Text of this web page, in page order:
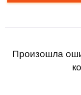
Произошла